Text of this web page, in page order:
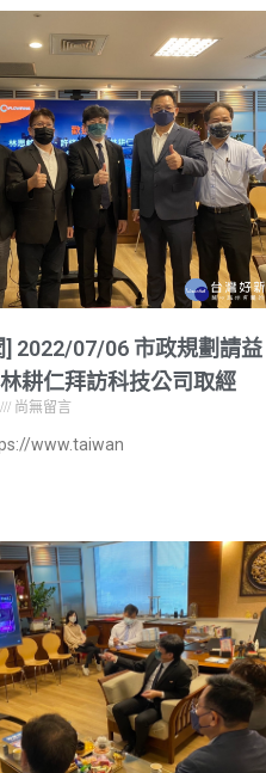
] 2022/07/06 市政規劃請益
耕仁拜訪科技公司取經
尚無留言
www.taiwan